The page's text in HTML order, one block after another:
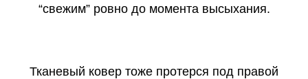
“свежим” ровно до момента высыхания.
Тканевый ковер тоже протерся под правой